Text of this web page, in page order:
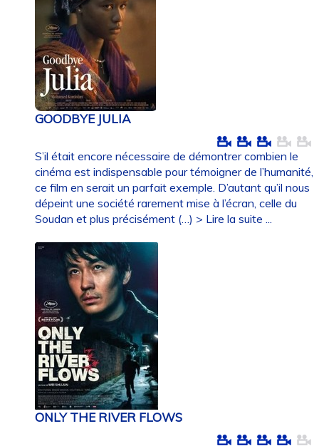
GOODBYE JULIA
S’il était encore nécessaire de démontrer combien le
cinéma est indispensable pour témoigner de l’humanité,
ce film en serait un parfait exemple. D’autant qu’il nous
dépeint une société rarement mise à l’écran, celle du
Soudan et plus précisément (…) > Lire la suite ...
ONLY THE RIVER FLOWS